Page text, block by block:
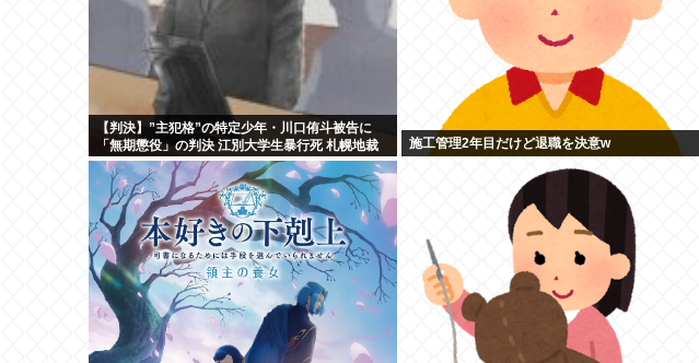
【判決】”主犯格”の特定少年・川口侑斗被告に
「無期懲役」の判決 江別大学生暴行死 札幌地裁
施工管理2年目だけど退職を決意w